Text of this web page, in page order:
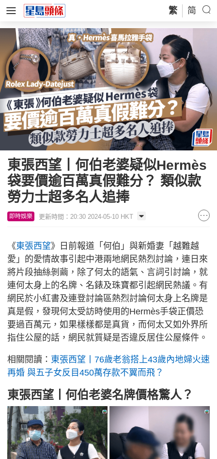
繁 简
東張西望丨何伯老婆疑似Hermès
袋要價逾百萬真假難分？ 類似款
勞力士超多名人追捧
即時娛樂 更新時間：20:30 2024-05-10 HKT
《東張西望》日前報道「何伯」與新婚妻「越難越
愛」的愛情故事引起中港兩地網民熱烈討論，連日來
將片段抽絲剝繭，除了何太的語氣、言詞引討論，就
連何太身上的名牌、名錶及珠寶都引起網民熱議。有
網民於小紅書及連登討論區熱烈討論何太身上名牌是
真是假，發現何太受訪時使用的Hermès手袋正價恐
要過百萬元，如果樣樣都是真貨，而何太又如外界所
指住公屋的話，網民就質疑是否違反居住公屋條件。
相關閱讀： 東張西望丨76歲老翁搭上43歲內地婦火速
再婚 與五子女反目450萬存款不翼而飛？
東張西望丨何伯老婆名牌價格驚人？